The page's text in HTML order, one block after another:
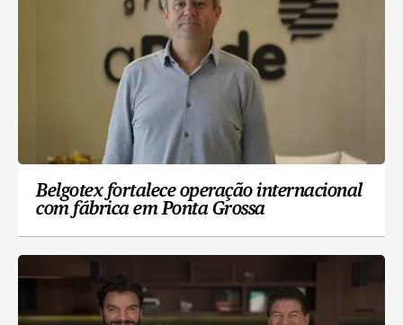
Belgotex fortalece operação internacional
com fábrica em Ponta Grossa